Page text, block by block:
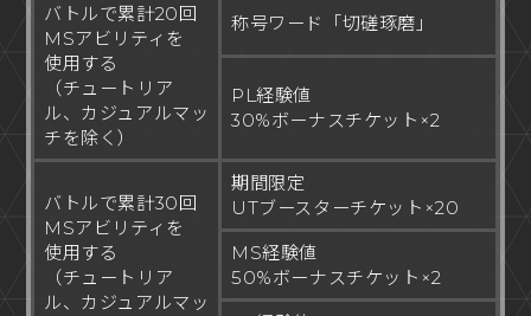
バトルで累計20回
MSアビリティを
使用する
（チュートリア
ル、カジュアルマッ
チを除く）
称号ワード「切磋琢磨」
PL経験値
30%ボーナスチケット×2
バトルで累計30回
MSアビリティを
使用する
（チュートリア
ル、カジュアルマッ
期間限定
UTブースターチケット×20
MS経験値
50%ボーナスチケット×2